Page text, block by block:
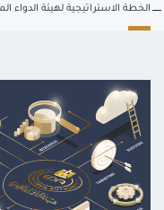
الخطة الاستراتيجية لهيئة الدواء